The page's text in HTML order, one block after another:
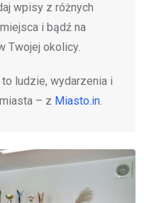
wpisy z różnych
i bądź na
Twojej okolicy.
ludzie, wydarzenia i
– z Miasto.in